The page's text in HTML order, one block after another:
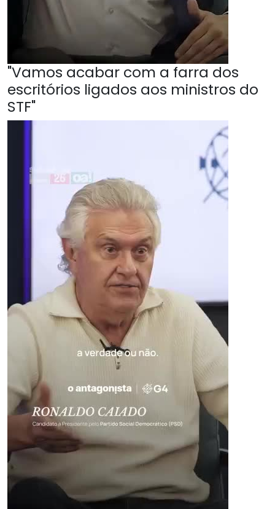
"Vamos acabar com a farra dos
escritórios ligados aos ministros do
STF"